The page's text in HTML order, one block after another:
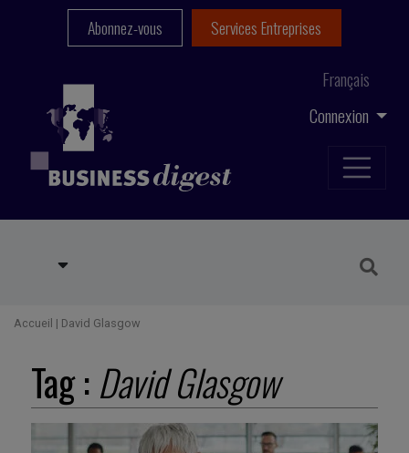
Connexion
Français
Abonnez-vous Services Entreprises
Accueil | David Glasgow
Tag : David Glasgow